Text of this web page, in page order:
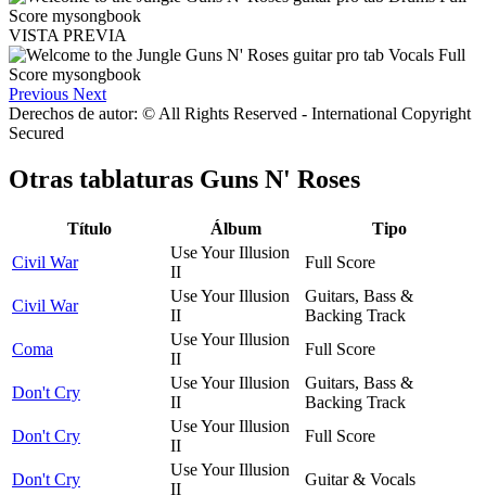
VISTA PREVIA
Previous Next
Derechos de autor: © All Rights Reserved - International Copyright
Secured
Otras tablaturas Guns N' Roses
Título Álbum
Tipo
Civil War
Use Your Illusion
II
Full Score
Civil War
Use Your Illusion
II
Guitars, Bass &
Backing Track
Coma
Use Your Illusion
II
Full Score
Don't Cry
Use Your Illusion
II
Guitars, Bass &
Backing Track
Don't Cry
Use Your Illusion
II
Full Score
Don't Cry
Use Your Illusion
II
Guitar & Vocals